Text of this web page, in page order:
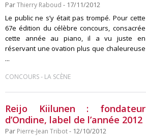
ParThierry Raboud - 17/11/2012
Le public ne s’y était pas trompé. Pour cette
67e édition du célèbre concours, consacrée
cette année au piano, il a vu juste en
réservant une ovation plus que chaleureuse
...
CONCOURS- LA SCÈNE
Reijo Kiilunen : fondateur
d’Ondine, label de l’année 2012
Par Pierre-Jean Tribot- 12/10/2012